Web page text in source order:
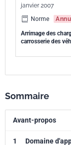
janvier 2007
Norme
Arrimage des
carrosserie des
Sommaire
Avant-propos
1 Domaine